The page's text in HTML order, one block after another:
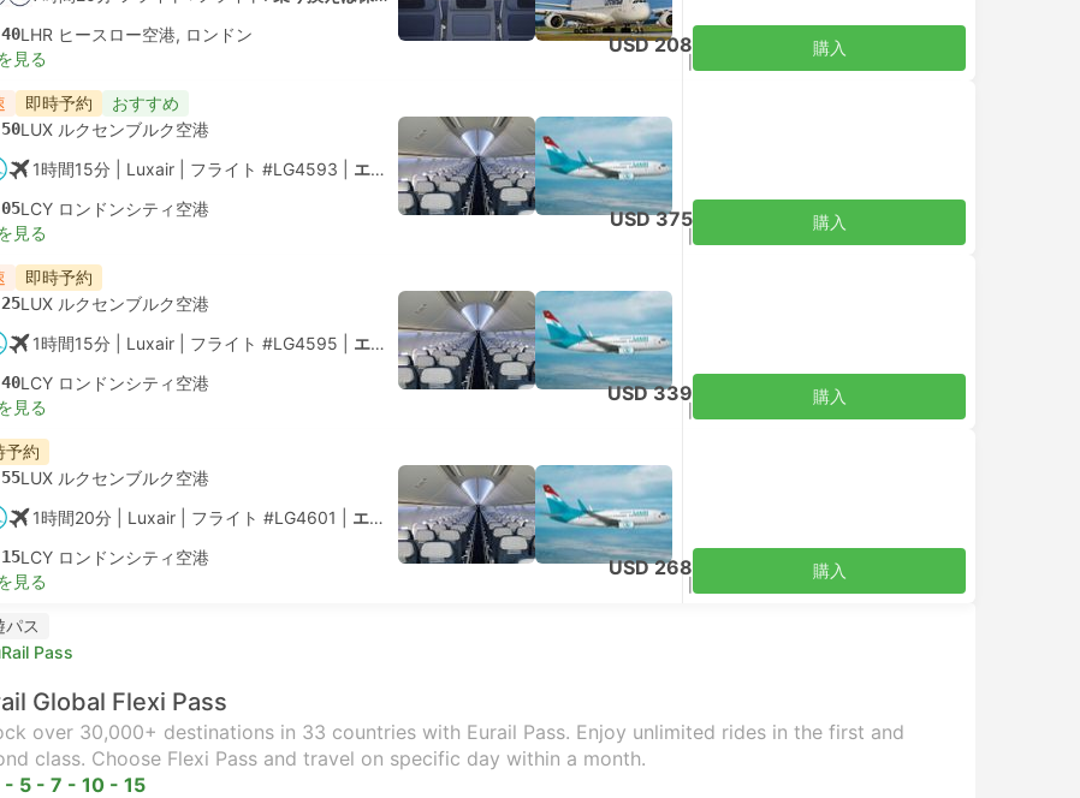
LHR ヒースロー空港, ロンドン
見る
USD 208 購入
即時予約 おすすめ
LUX ルクセンブルク空港
1時間15分 | Luxair フライト #LG4593 エコノミー
LCY ロンドンシティ空港
見る
USD 375 購入
即時予約
LUX ルクセンブルク空港
1時間15分 | Luxair フライト #LG4595 エコノミー
LCY ロンドンシティ空港
見る
USD 339 購入
予約
LUX ルクセンブルク空港
1時間20分 | Luxair フライト #LG4601 エコノミー
LCY ロンドンシティ空港
見る
USD 268 購入
パス
Pass
Global Flexi Pass
over 30,000+ destinations in 33 countries with Eurail Pass. Enjoy unlimited rides in the first and
class. Choose Flexi Pass and travel on specific day within a month.
- 5 - 7 - 10 - 15